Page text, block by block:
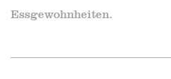
Essgewohnheiten.